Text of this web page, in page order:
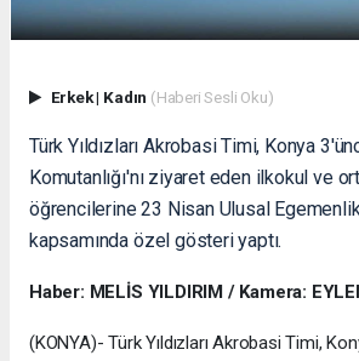
Erkek| Kadın (Haberi Sesli Oku)
Türk Yıldızları Akrobasi Timi, Konya
Komutanlığı'nı ziyaret eden ilkokul ve
öğrencilerine 23 Nisan Ulusal
kapsamında özel gösteri yaptı.
Haber: MELİS YILDIRIM / Kamera:
(KONYA)- Türk Yıldızları Akrobasi Timi,